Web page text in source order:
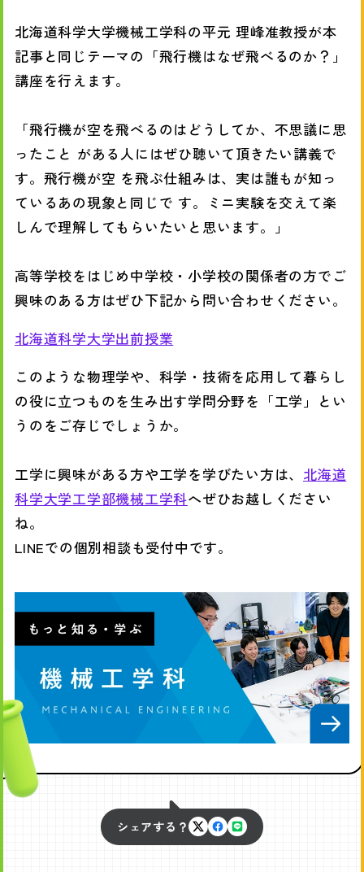
北海道科学大学機械工学科の平元 理峰准教授が本
記事と同じテーマの「飛行機はなぜ飛べるのか？」
講座を行えます。
「飛行機が空を飛べるのはどうしてか、不思議に思
ったこと がある人にはぜひ聴いて頂きたい講義で
す。飛行機が空 を飛ぶ仕組みは、実は誰もが知っ
ているあの現象と同じで す。ミニ実験を交えて楽
しんで理解してもらいたいと思います。」
高等学校をはじめ中学校・小学校の関係者の方でご
興味のある方はぜひ下記から問い合わせください。
北海道科学大学出前授業
このような物理学や、科学・技術を応用して暮らし
の役に立つものを生み出す学問分野を「工学」とい
うのをご存じでしょうか。
工学に興味がある方や工学を学びたい方は、 北海道
科学大学工学部機械工学科へぜひお越しください
ね。
LINEでの個別相談も受付中です。
シェアする？ X Facebook
LINE